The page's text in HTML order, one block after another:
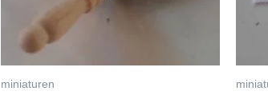
miniaturen